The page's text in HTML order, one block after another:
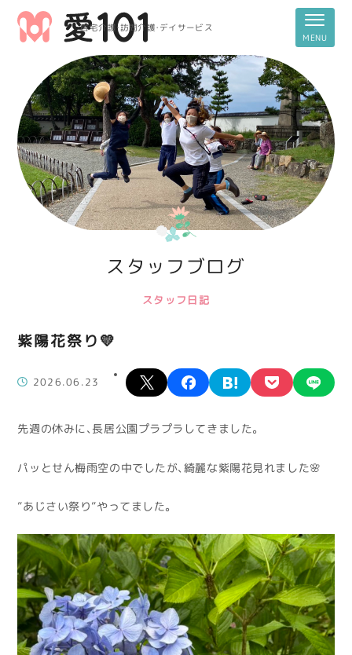
居宅介護・訪問介護・デイサービス
スタッフブログ
スタッフ日記
紫陽花祭り💛
2026.06.23
X facebookhatena pocket
先週の休みに、長居公園プラプラしてきました。
パッとせん梅雨空の中でしたが、綺麗な紫陽花見れました🌸
”あじさい祭り”やってました。